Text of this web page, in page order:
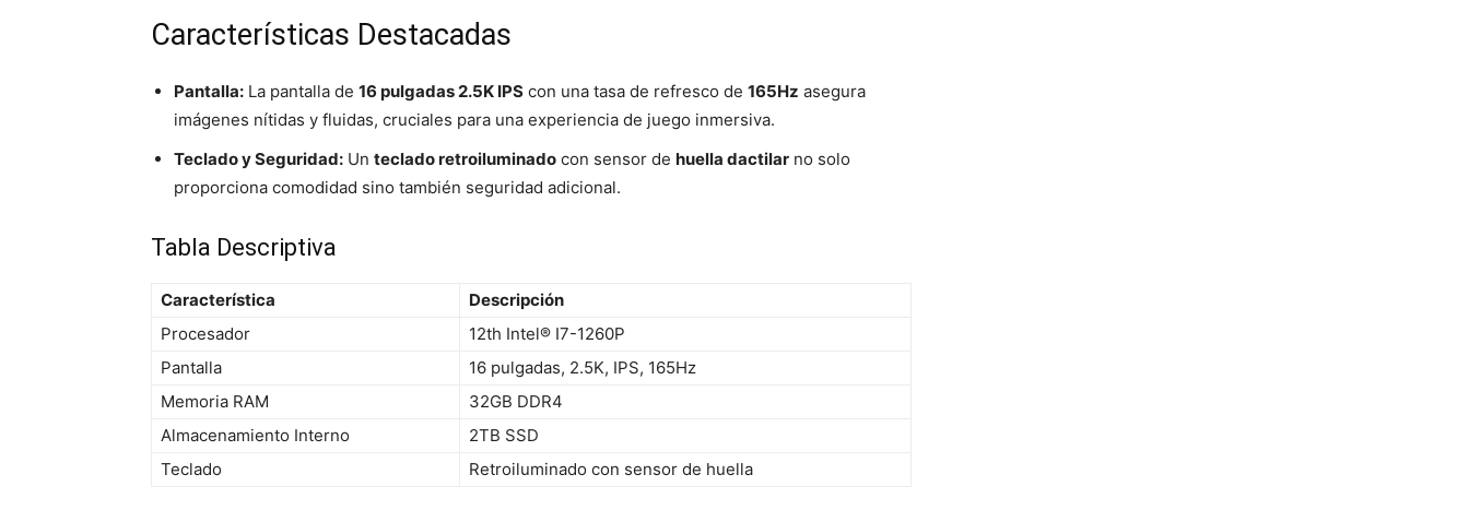
Características Destacadas
Pantalla: La pantalla de 16 pulgadas 2.5K IPS con una tasa de refresco de 165Hz asegura
imágenes nítidas y fluidas, cruciales para una experiencia de juego inmersiva.
Teclado y Seguridad: Un teclado retroiluminado con sensor de huella dactilar no solo
proporciona comodidad sino también seguridad adicional.
Tabla Descriptiva
Característica
Descripción
Procesador
12th Intel® I7-1260P
Pantalla
16 pulgadas, 2.5K, IPS, 165Hz
Memoria RAM
32GB DDR4
Almacenamiento Interno
2TB SSD
Teclado
Retroiluminado con sensor de huella